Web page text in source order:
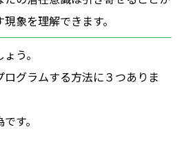
象を理解できます。
う。
グラムする方法に３つありま
す。